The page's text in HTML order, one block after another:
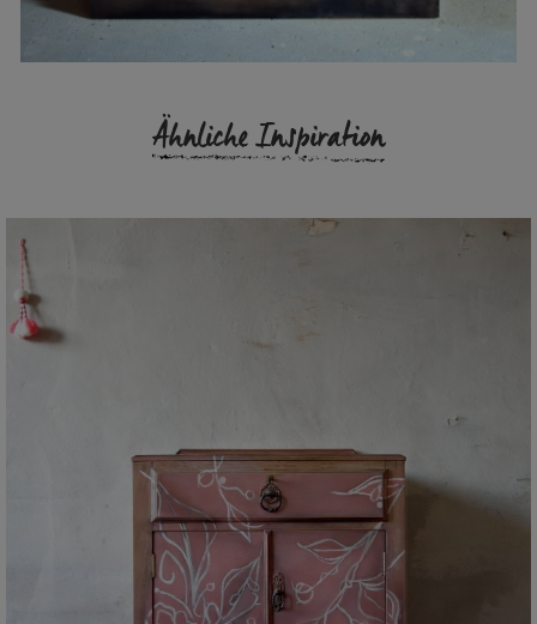
Ähnliche Inspiration